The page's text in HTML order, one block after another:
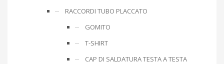
RACCORDI TUBO PLACCATO
GOMITO
T-SHIRT
CAP DI SALDATURA TESTA A TESTA